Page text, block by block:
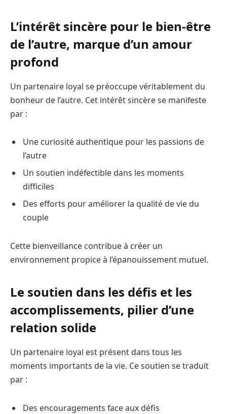
L’intérêt sincère pour le bien-être
de l’autre, marque d’un amour
profond
Un partenaire loyal se préoccupe véritablement du
bonheur de l’autre. Cet intérêt sincère se manifeste
par :
Une curiosité authentique pour les passions de
l’autre
Un soutien indéfectible dans les moments
difficiles
Des efforts pour améliorer la qualité de vie du
couple
Cette bienveillance contribue à créer un
environnement propice à l’épanouissement mutuel.
Le soutien dans les défis et les
accomplissements, pilier d’une
relation solide
Un partenaire loyal est présent dans tous les
moments importants de la vie. Ce soutien se traduit
par :
Des encouragements face aux défis